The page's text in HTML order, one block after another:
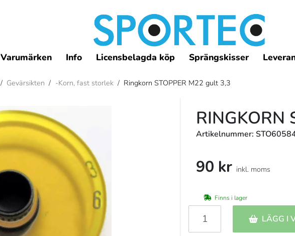
Varumärken Info Licensbelagda köp Sprängskisser
/ Gevärsikten / -Korn, fast storlek / Ringkorn STOPPER M22 gult 3,3
RINGKORN
Artikelnummer:
90 kr inkl. moms
Finns i lager
LÄGG I